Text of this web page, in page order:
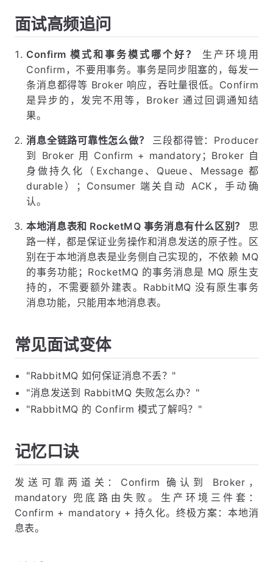
面试高频追问
Confirm 模式和事务模式哪个好？
生产环境用
Confirm，不要用事务。事务是同步阻塞的，每发一
条消息都得等 Broker 响应，吞吐量很低。Confirm
是异步的，发完不用等，Broker 通过回调通知结
果。
消息全链路可靠性怎么做？
三段都得管：Producer
到 Broker 用 Confirm + mandatory；Broker 自
身做持久化（Exchange、Queue、Message 都
durable）；Consumer 端关自动 ACK，手动确
认。
本地消息表和 RocketMQ 事务消息有什么区别？
思
路一样，都是保证业务操作和消息发送的原子性。区
别在于本地消息表是业务侧自己实现的，不依赖 MQ
的事务功能；RocketMQ 的事务消息是 MQ 原生支
持的，不需要额外建表。RabbitMQ 没有原生事务
消息功能，只能用本地消息表。
常见面试变体
"RabbitMQ 如何保证消息不丢？"
"消息发送到 RabbitMQ 失败怎么办？"
"RabbitMQ 的 Confirm 模式了解吗？"
记忆口诀
发送可靠两道关：Confirm 确认到 Broker，
mandatory 兜底路由失败。生产环境三件套：
Confirm + mandatory + 持久化。终极方案：本地消
息表。